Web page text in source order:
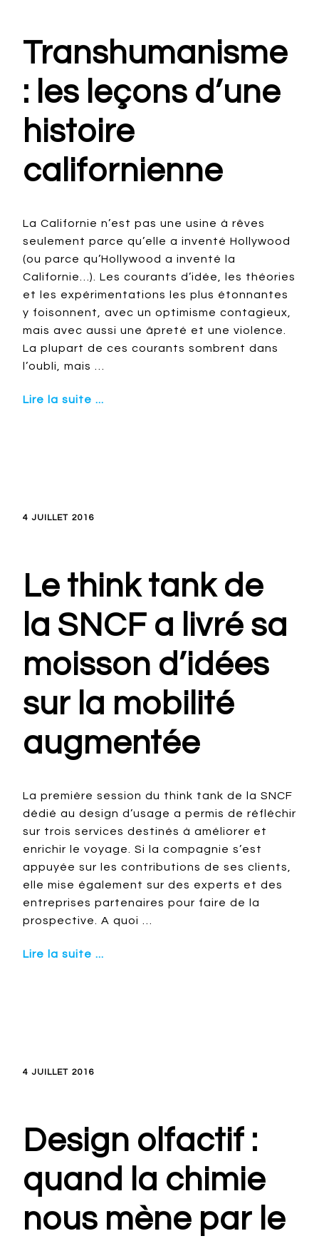
Transhumanisme
: les leçons d’une
histoire
californienne
La Californie n’est pas une usine à rêves
seulement parce qu’elle a inventé Hollywood
(ou parce qu’Hollywood a inventé la
Californie…). Les courants d’idée, les théories
et les expérimentations les plus étonnantes
y foisonnent, avec un optimisme contagieux,
mais avec aussi une âpreté et une violence.
La plupart de ces courants sombrent dans
l’oubli, mais …
Lire la suite ...
4 JUILLET 2016
Le think tank de
la SNCF a livré sa
moisson d’idées
sur la mobilité
augmentée
La première session du think tank de la SNCF
dédié au design d’usage a permis de réfléchir
sur trois services destinés à améliorer et
enrichir le voyage. Si la compagnie s’est
appuyée sur les contributions de ses clients,
elle mise également sur des experts et des
entreprises partenaires pour faire de la
prospective. A quoi …
Lire la suite ...
4 JUILLET 2016
Design olfactif :
quand la chimie
nous mène par le